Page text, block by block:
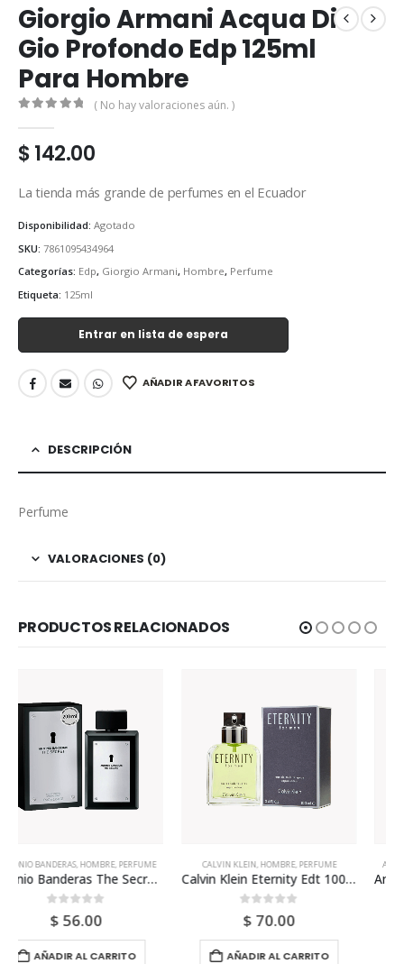
Giorgio Armani Acqua Di
Gio Profondo Edp 125ml
Para Hombre
( No hay valoraciones aún. )
$142.00
La tienda más grande de perfumes en el Ecuador
Disponibilidad: Agotado
SKU: 7861095434964
Categorías: Edp, Giorgio Armani, Hombre, Perfume
Etiqueta: 125ml
Entrar en lista de espera
AÑADIR A FAVORITOS
DESCRIPCIÓN
Perfume
VALORACIONES (0)
PRODUCTOS RELACIONADOS
CALVIN KLEIN,HOMBRE,PERFUME
Calvin Klein Eternity Edt 100ml Para Hombre
0 out of 5
$70.00
AÑADIR AL CARRITO
ANTONIO BANDERAS ,HOMBRE,
Antonio Banderas Mediterraneo 100ml Para Hombre
0 out of 5
$38.00
AÑADIR AL CARRITO